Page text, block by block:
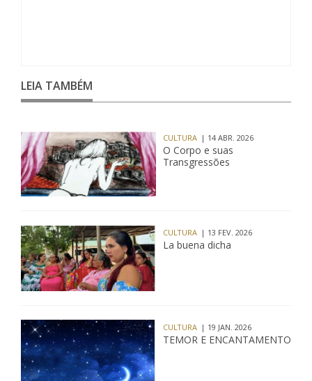
LEIA TAMBÉM
CULTURA | 14 ABR. 2026
O Corpo e suas
Transgressões
CULTURA | 13 FEV. 2026
La buena dicha
CULTURA | 19 JAN. 2026
TEMOR E ENCANTAMENTO